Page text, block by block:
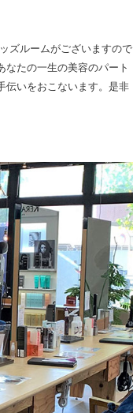
ズルームがございますので
たの一生の美容のパート
伝いをおこないます。是非